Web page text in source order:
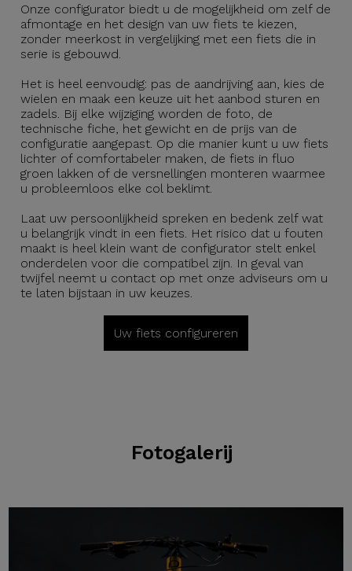
Onze configurator biedt u de mogelijkheid om zelf de
afmontage en het design van uw fiets te kiezen,
zonder meerkost in vergelijking met een fiets die in
serie is gebouwd.
Het is heel eenvoudig: pas de aandrijving aan, kies de
wielen en maak een keuze uit het aanbod sturen en
zadels. Bij elke wijziging worden de foto, de
technische fiche, het gewicht en de prijs van de
configuratie aangepast. Op die manier kunt u uw fiets
lichter of comfortabeler maken, de fiets in fluo
groen lakken of de versnellingen monteren waarmee
u probleemloos elke col beklimt.
Laat uw persoonlijkheid spreken en bedenk zelf wat
u belangrijk vindt in een fiets. Het risico dat u fouten
maakt is heel klein want de configurator stelt enkel
onderdelen voor die compatibel zijn. In geval van
twijfel neemt u contact op met onze adviseurs om u
te laten bijstaan in uw keuzes.
Uw fiets configureren
Fotogalerij